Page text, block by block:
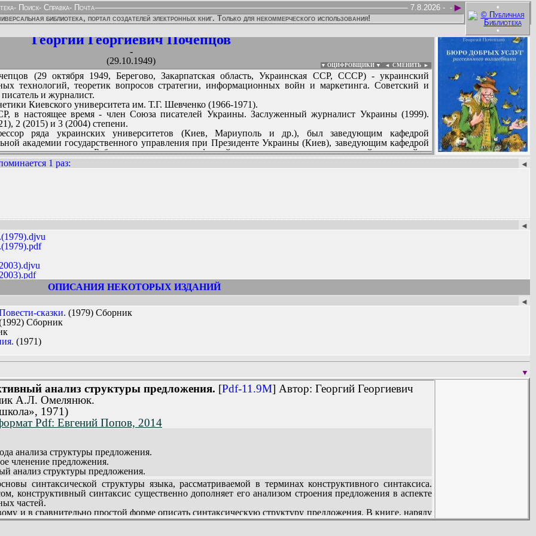
•
•
►
- Поиск- Справка- Почта -
7.8.2026 -
библиотека, портал создателей электронных книг. Только для некоммерческого использования!
Георгий Георгиевич Почепцов
-
(29.10.1949)
▼ ОЦИФРОВЩИКИ ▼ ◄ СМЕНИТЬ ►
(29 октября 1949, Берегово, Закарпатская область, Украинская ССР, СССР) - украинский
технологий, теоретик вопросов стратегии, информационных войн и маркетинга. Советский и
и журналист.
Киевского университета им. Т.Г. Шевченко (1966-1971).
в настоящее время - член Союза писателей Украины. Заслуженный журналист Украины (1999).
2 (2015) и 3 (2004) степени.
ряда украинских университетов (Киев, Мариуполь и др.), был заведующим кафедрой
академии государственного управления при Президенте Украины (Киев), заведующим кафедрой
университета. Работал заведующим кафедрой международных коммуникаций и связей с
отношений Киевского национального университета им. Т.Г. Шевченко (1998-2001),
инициатив Администрации Президента Украины (2002-2005). Выступал с лекциями в
Австрии, Эстонии, Литвы, Латвии, Армении. Автор современной теории стратегии (2005), ввел в
:
◄
1 раз:
◄
ОПИСАНИЯ НЕКОТОРЫХ ИЗДАНИЙ
◄
сказки. (1979) Сборник
Сборник
(1971)
▼
анализ структуры предложения. [Pdf-11.9M] Автор: Георгий Георгиевич
А.Л. Омелянюк.
1971)
Pdf: Евгений Попов, 2014
анализа структуры предложения.
членение предложения.
анализ структуры предложения.
синтаксической структуры языка, рассматриваемой в терминах конструктивного синтаксиса.
конструктивный синтаксис существенно дополняет его анализом строения предложения в аспекте
частей.
и в сравнительно простой форме описать синтаксическую структуру предложения. В книге, наряду
синтаксиса, содержится критический обзор трансформационной теории, тагмемики и других